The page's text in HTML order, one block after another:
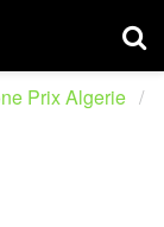
Prix Algerie